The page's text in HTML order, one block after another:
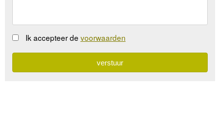
Ik accepteer de voorwaarden